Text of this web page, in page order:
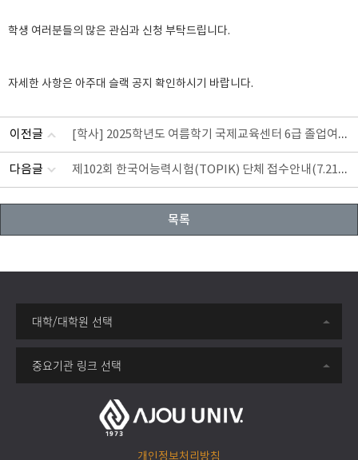
학생 여러분들의 많은 관심과 신청 부탁드립니다.
자세한 사항은 아주대 슬랙 공지 확인하시기 바랍니다.
이전글 [학사] 2025학년도 여름학기 국제교육센터 6급 졸업여행
다음글 제102회 한국어능력시험(TOPIK) 단체 접수안내
목록
대학/대학원 선택
중요기관 링크 선택
개인정보처리방침